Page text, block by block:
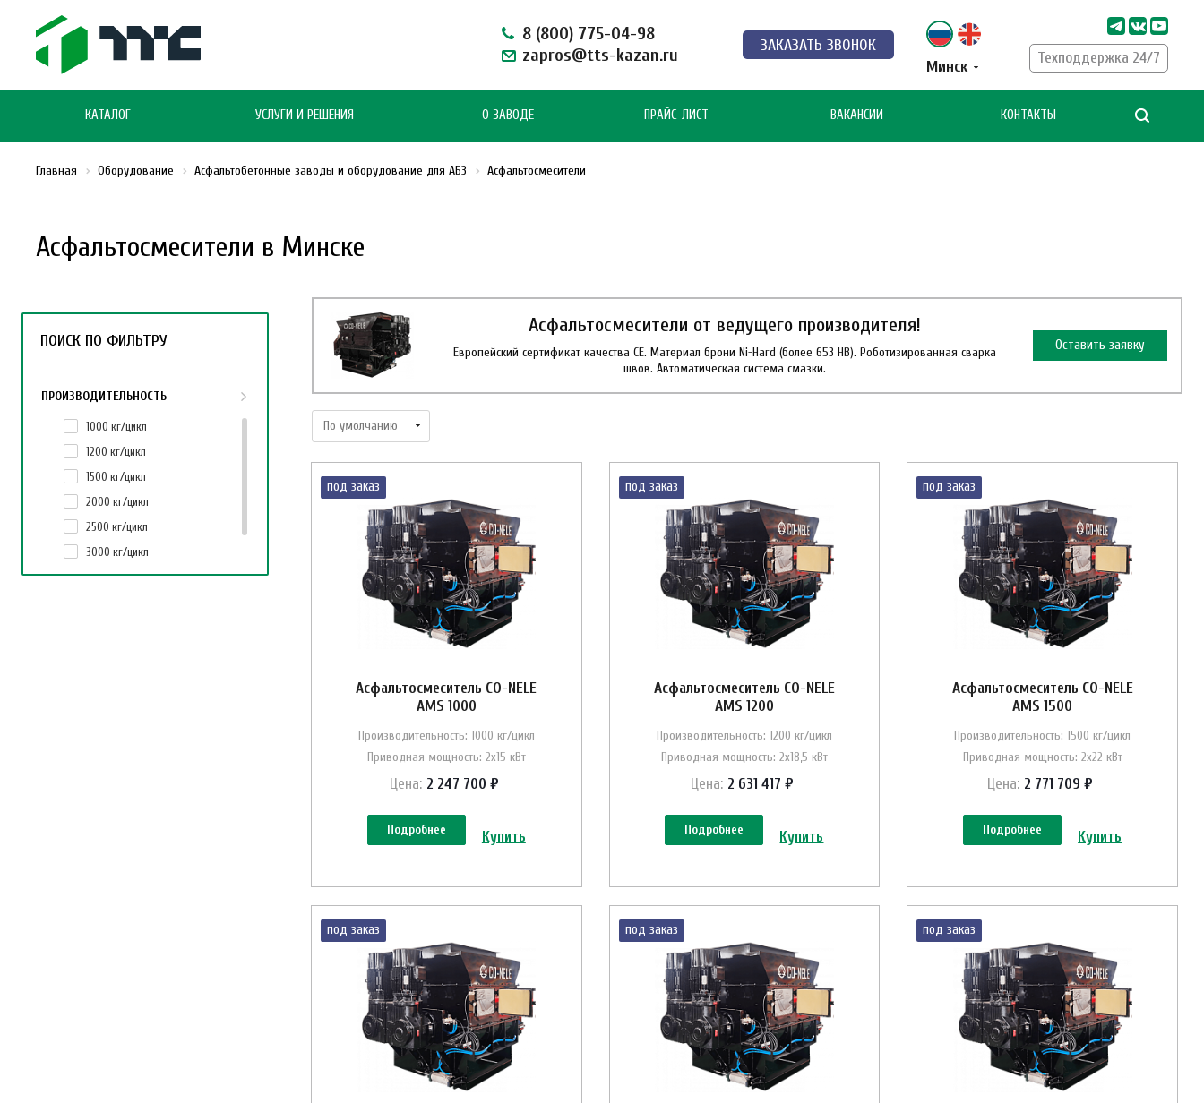
8 (800) 775-04-98
zapros@tts-kazan.ru
ЗАКАЗАТЬ ЗВОНОК
Минск
Техподдержка 24/7
КАТАЛОГ УСЛУГИ И РЕШЕНИЯ О ЗАВОДЕ ПРАЙС-ЛИСТ ВАКАНСИИ КОНТАКТЫ
Асфальтосмесители в Минске
Главная Оборудование Асфальтобетонные заводы и оборудование для АБЗ Асфальтосмесители
Асфальтосмесители от ведущего производителя!
Европейский сертификат качества CE. Материал брони Ni-Hard (более 653 HB). Роботизированная сварка
швов. Автоматическая система смазки.
Оставить заявку
под заказ
Асфальтосмеситель CO-NELE
AMS 1000
Производительность: 1000 кг/цикл
Приводная мощность: 2х15 кВт
Цена: 2 247 700 ₽
Подробнее Купить
под заказ
Асфальтосмеситель CO-NELE
AMS 1200
Производительность: 1200 кг/цикл
Приводная мощность: 2х18,5 кВт
Цена: 2 631 417 ₽
Подробнее Купить
под заказ
Асфальтосмеситель CO-NELE
AMS 1500
Производительность: 1500 кг/цикл
Приводная мощность: 2х22 кВт
Цена: 2 771 709 ₽
Подробнее Купить
под заказ под заказ под заказ
ПОИСК ПО ФИЛЬТРУ
ПРОИЗВОДИТЕЛЬНОСТЬ
1000 кг/цикл
1200 кг/цикл
1500 кг/цикл
2000 кг/цикл
2500 кг/цикл
3000 кг/цикл
4000 кг/цикл